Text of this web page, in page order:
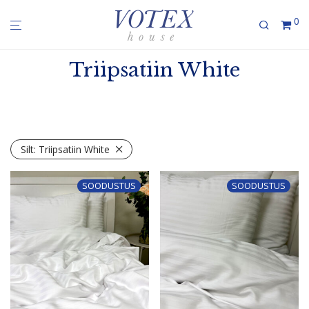
0
Triipsatiin White
Silt: Triipsatiin White
SOODUSTUS SOODUSTUS